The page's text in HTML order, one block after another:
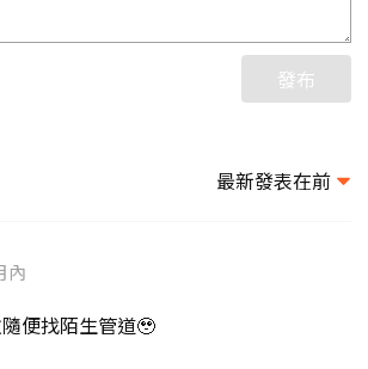
發布
最新發表在前
內
便找陌生管道🥹